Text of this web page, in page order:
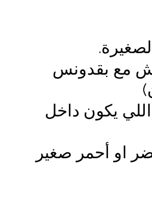
مع بقدونس
يكون داخل
او أحمر صغير